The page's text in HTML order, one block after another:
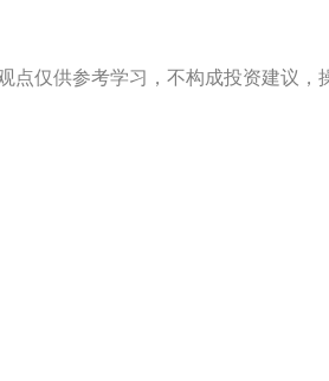
点仅供参考学习，不构成投资建议，